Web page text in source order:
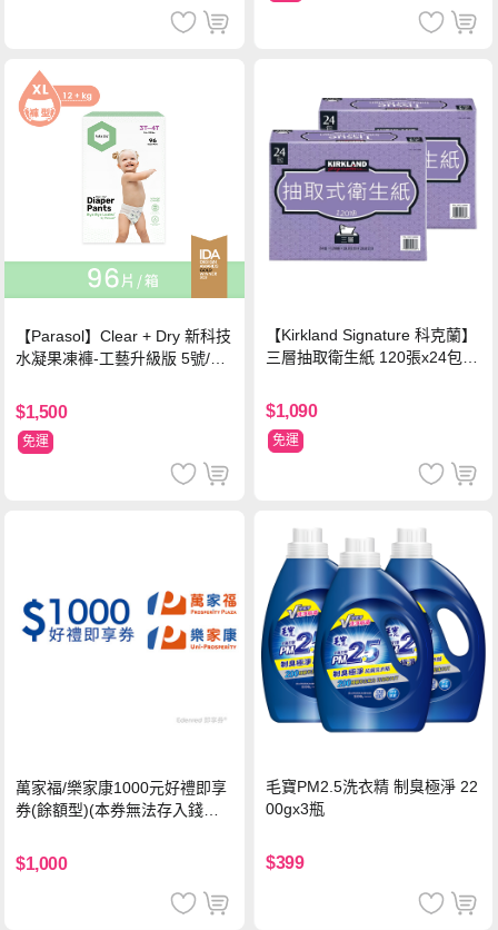
【Parasol】Clear + Dry 新科技
水凝果凍褲-工藝升級版 5號/XL
$1,500
免運
【Kirkland Signature 科克蘭】
三層抽取衛生紙 120張x24包x2
$1,090
免運
萬家福/樂家康1000元好禮即享
券(餘額型)(本券無法存入錢包
$1,000
毛寶PM2.5洗衣精 制臭極淨 22
00gx3瓶
$399